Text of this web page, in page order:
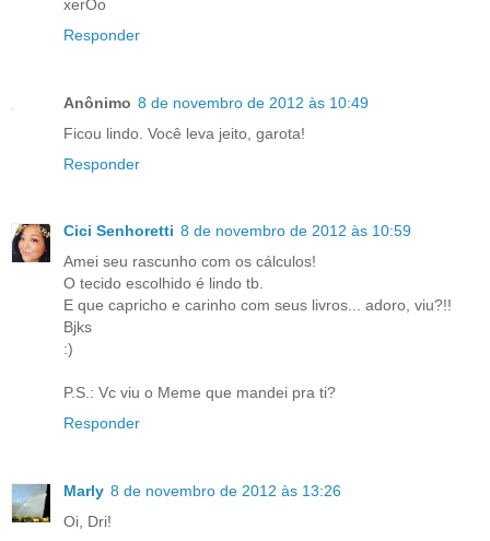
xerOo
Responder
Anônimo 8 de novembro de 2012 às 10:49
Ficou lindo. Você leva jeito, garota!
Responder
Cici Senhoretti 8 de novembro de 2012 às 10:59
Amei seu rascunho com os cálculos!
O tecido escolhido é lindo tb.
E que capricho e carinho com seus livros... adoro, viu?!!
Bjks
:)
P.S.: Vc viu o Meme que mandei pra ti?
Responder
Marly 8 de novembro de 2012 às 13:26
Oi, Dri!